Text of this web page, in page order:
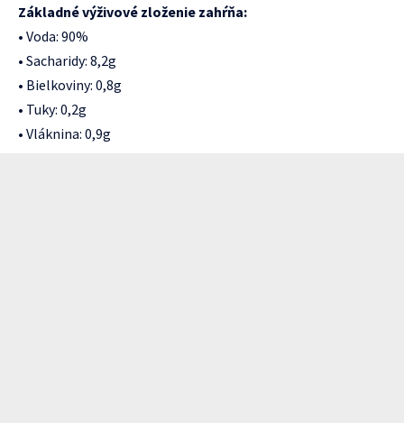
Základné výživové zloženie zahŕňa:
• Voda: 90%
• Sacharidy: 8,2g
• Bielkoviny: 0,8g
• Tuky: 0,2g
• Vláknina: 0,9g